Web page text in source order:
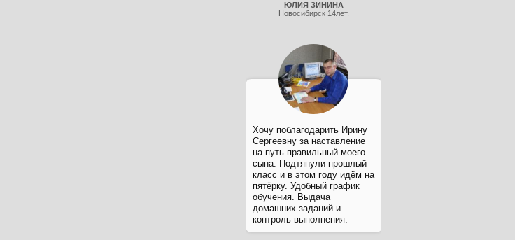
ЮЛИЯ ЗИНИНА
Новосибирск 14лет.
Хочу поблагодарить Ирину
Сергеевну за наставление
на путь правильный моего
сына. Подтянули прошлый
класс и в этом году идём на
пятёрку. Удобный график
обучения. Выдача
домашних заданий и
контроль выполнения.